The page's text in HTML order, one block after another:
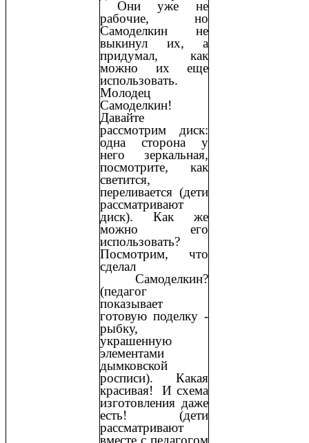
Они уже не
рабочие, но
Самоделкин не
выкинул их, а
придумал, как
можно их еще
использовать.
Молодец
Самоделкин!
Давайте
рассмотрим диск:
одна сторона у
него зеркальная,
посмотрите, как
светится,
переливается (дети
рассматривают
диск). Как же
можно его
использовать?
Посмотрим, что
сделал
Самоделкин?
(педагог
показывает
готовую поделку -
рыбку,
украшенную
элементами
дымковской
росписи). Какая
красивая! И схема
изготовления даже
есть! (дети
рассматривают